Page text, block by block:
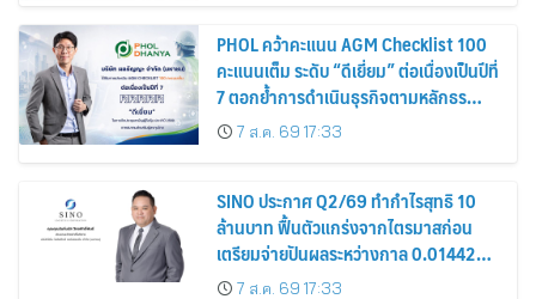
PHOL คว้าคะแนน AGM Checklist 100
คะแนนเต็ม ระดับ “ดีเยี่ยม” ต่อเนื่องเป็นปีที่
7 ตอกย้ำการดำเนินธุรกิจตามหลักธร
รมาภิบาล โปร่งใส สร้างความเชื่อมั่นผู้ถือ
หุ้น
7 ส.ค. 69 17:33
SINO ประกาศ Q2/69 ทำกำไรสุทธิ 10
ล้านบาท ฟื้นตัวแกร่งจากไตรมาสก่อน
เตรียมจ่ายปันผลระหว่างกาล 0.014423
บาทต่อหุ้น ครึ่งปีหลังมุ่งเติบโตต่อเนื่อง
7 ส.ค. 69 17:33